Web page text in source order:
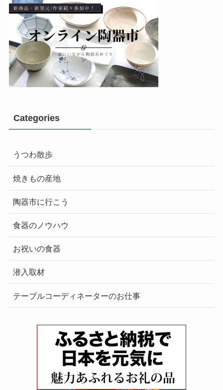
Categories
うつわ散歩
焼きもの産地
陶器市に行こう
食器のノウハウ
お祝いの食器
潜入取材
テーブルコーディネーターのお仕事